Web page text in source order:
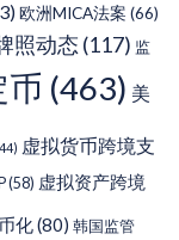
欧洲MICA法案 (66)
照动态 (117) 监
币 (463) 美
虚拟货币跨境支
(58) 虚拟资产跨境
化(80) 韩国监管